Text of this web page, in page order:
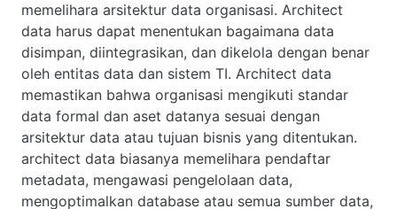
memelihara arsitektur data organisasi. Architect
data harus dapat menentukan bagaimana data
disimpan, diintegrasikan, dan dikelola dengan benar
oleh entitas data dan sistem TI. Architect data
memastikan bahwa organisasi mengikuti standar
data formal dan aset datanya sesuai dengan
arsitektur data atau tujuan bisnis yang ditentukan.
architect data biasanya memelihara pendaftar
metadata, mengawasi pengelolaan data,
mengoptimalkan database atau semua sumber data,